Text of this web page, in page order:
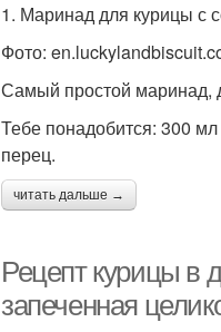
1. Маринад для курицы с
Фото:
Самый простой маринад,
Тебе понадобится: 300 мл
перец.
читать дальше →
Рецепт курицы в
запеченная